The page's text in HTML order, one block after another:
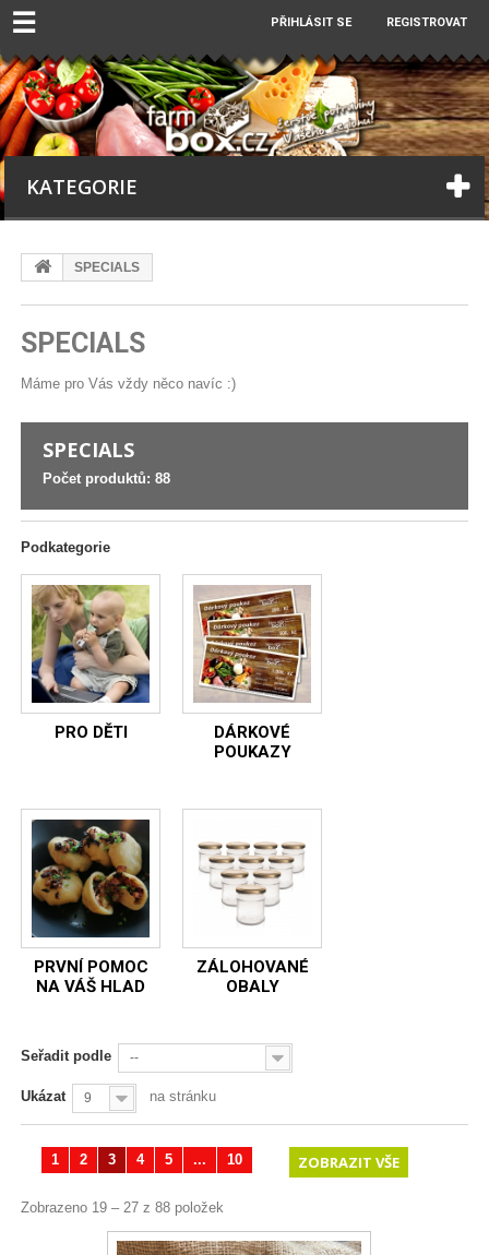
☰ PŘIHLÁSIT SE REGISTROVAT
KATEGORIE
SPECIALS
SPECIALS
Máme pro Vás vždy něco navíc :)
SPECIALS
Počet produktů: 88
Podkategorie
PRO DĚTI
DÁRKOVÉ
POUKAZY
PRVNÍ POMOC
NA VÁŠ HLAD
ZÁLOHOVANÉ
OBALY
Seřadit podle --
Ukázat 9 na stránku
ZOBRAZIT VŠE
1 2 3 4 5 ... 10
Zobrazeno 19 – 27 z 88 položek